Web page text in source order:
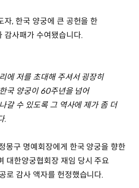
자, 한국 양궁에 큰 공헌을 한
감사패가 수여됐습니다.
에 저를 초대해 주셔서 굉장히
국 양궁이 60주년을 넘어
갈 수 있도록 그 역사에 제가 좀 더
.
몽구 명예회장에게 한국 양궁을 향한
대한양궁협회장 재임 당시 주요
로 감사 액자를 헌정했습니다.